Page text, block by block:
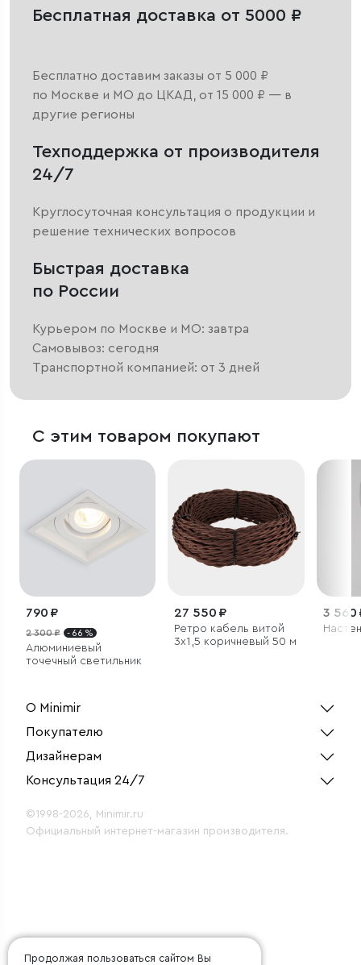
Бесплатная доставка от 5000 ₽
Бесплатно доставим заказы от 5 000 ₽
по Москве и МО до ЦКАД, от 15 000 ₽ — в
другие регионы
Техподдержка от производителя
24/7
Круглосуточная консультация о продукции и
решение технических вопросов
Быстрая доставка
по России
Курьером по Москве и МО: завтра
Самовывоз: сегодня
Транспортной компанией: от 3 дней
С этим товаром покупают
790 ₽
2 300 ₽ - 66 %
Алюминиевый
точечный светильник
27 550 ₽
Ретро кабель витой
3х1,5 коричневый 50 м
3 560
О Minimir
Покупателю
Дизайнерам
Консультация 24/7
©1998-2026, Minimir.ru
Официальный интернет-магазин производителя.
Продолжая пользоваться сайтом Вы